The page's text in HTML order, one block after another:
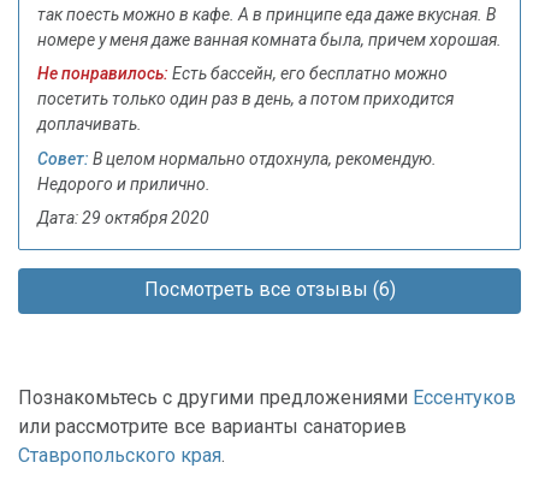
так поесть можно в кафе. А в принципе еда даже вкусная. В
номере у меня даже ванная комната была, причем хорошая.
Не понравилось: Есть бассейн, его бесплатно можно
посетить только один раз в день, а потом приходится
доплачивать.
Совет: В целом нормально отдохнула, рекомендую.
Недорого и прилично.
Дата: 29 октября 2020
Посмотреть все отзывы (6)
Познакомьтесь с другими предложениями Ессентуков
или рассмотрите все варианты санаториев
Ставропольского края.